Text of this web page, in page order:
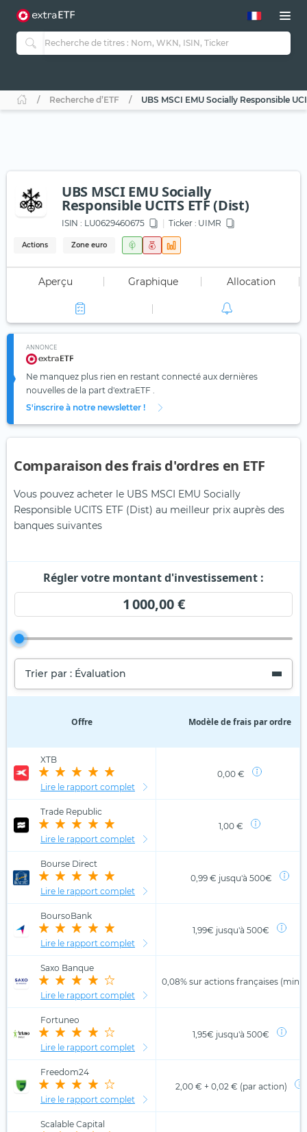
Recherche d’ETF UBS MSCI EMU Socially Responsible
UBS MSCI EMU Socially
Responsible UCITS ETF (Dist)
ISIN : LU0629460675 Ticker : UIMR
Actions Zone euro
Aperçu Graphique Allocation
ANNONCE
Ne manquez plus rien en restant connecté aux dernières
nouvelles de la part d'extraETF .
S'inscrire à notre newsletter !
Comparaison des frais d'ordres en ETF
Vous pouvez acheter le UBS MSCI EMU Socially
Responsible UCITS ETF (Dist) au meilleur prix auprès des
banques suivantes
Régler votre montant d'investissement :
1 000,00 €
Trier par : Évaluation
Offre Modèle de frais par ordre
XTB
Lire le rapport complet
0,00 €
Trade Republic
Lire le rapport complet
1,00 €
Bourse Direct
Lire le rapport complet
0,99 € jusqu'à 500€
BoursoBank
Lire le rapport complet
1,99€ jusqu'à 500€
Saxo Banque
Lire le rapport complet
0,08% sur actions françaises (min.
Fortuneo
Lire le rapport complet
1,95€ jusqu'à 500€
Freedom24
Lire le rapport complet
2,00 € + 0,02 € (par action)
Scalable Capital